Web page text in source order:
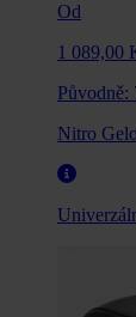
Od
1 089,00
Původně:
Nitro